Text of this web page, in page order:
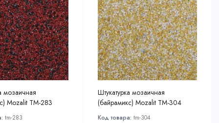
мозаичная
Mozalit TM-283
tm-283
Штукатурка мозаичная
(байрамикс) Mozalit TM-304
Код товара:tm-304